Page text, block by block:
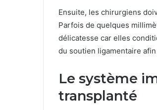
Ensuite, les chirurgiens
Parfois de quelques
délicatesse car elles
du soutien ligamentaire
Le système
transplanté